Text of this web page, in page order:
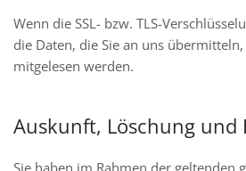
Wenn die SSL- bzw. TLS-
die Daten, die Sie an uns
mitgelesen werden.
Auskunft, Löschung und
Sie haben im Rahmen der geltenden